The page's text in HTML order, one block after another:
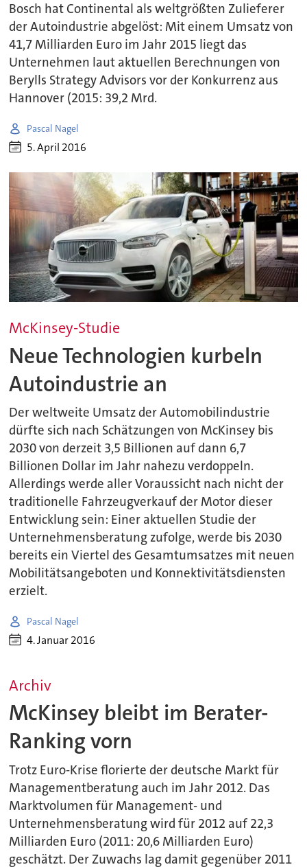
Bosch hat Continental als weltgrößten Zulieferer
der Autoindustrie abgelöst: Mit einem Umsatz von
41,7 Milliarden Euro im Jahr 2015 liegt das
Unternehmen laut aktuellen Berechnungen von
Berylls Strategy Advisors vor der Konkurrenz aus
Hannover (2015: 39,2 Mrd.
Pascal Nagel
5. April 2016
McKinsey-Studie
Neue Technologien kurbeln
Autoindustrie an
Der weltweite Umsatz der Automobilindustrie
dürfte sich nach Schätzungen von McKinsey bis
2030 von derzeit 3,5 Billionen auf dann 6,7
Billionen Dollar im Jahr nahezu verdoppeln.
Allerdings werde aller Voraussicht nach nicht der
traditionelle Fahrzeugverkauf der Motor dieser
Entwicklung sein: Einer aktuellen Studie der
Unternehmensberatung zufolge, werde bis 2030
bereits ein Viertel des Gesamtumsatzes mit neuen
Mobilitätsangeboten und Konnektivitätsdiensten
erzielt.
Pascal Nagel
4. Januar 2016
Archiv
McKinsey bleibt im Berater-
Ranking vorn
Trotz Euro-Krise florierte der deutsche Markt für
Managementberatung auch im Jahr 2012. Das
Marktvolumen für Management- und
Unternehmensberatung wird für 2012 auf 22,3
Milliarden Euro (2011: 20,6 Milliarden Euro)
geschätzt. Der Zuwachs lag damit gegenüber 2011